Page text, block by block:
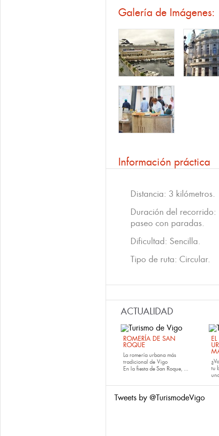
Galería de Imágenes:
Información práctica
Distancia: 3 kilómetros.
Duración del
paseo con paradas.
Dificultad: Sencilla.
Tipo de ruta: Circular.
ACTUALIDAD
ROMERÍA DE SAN
ROQUE
La romería urbana más
tradicional de Vigo
En la fiesta de San Roque, ...
tu
Tweets by @TurismodeVigo